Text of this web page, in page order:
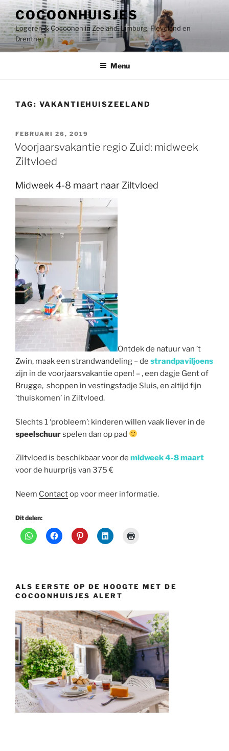
naar
de
inhoud
COCOONHUISJES
Logeren & Cocoonen in Zeeland, Limburg, Flevoland en
Drenthe
Menu
TAG: VAKANTIEHUISZEELAND
GEPLAATST
OP
FEBRUARI 26, 2019
Voorjaarsvakantie regio Zuid: midweek
Ziltvloed
Midweek 4-8 maart naar Ziltvloed
Ontdek de natuur van ’t
Zwin, maak een strandwandeling – de strandpaviljoens
zijn in de voorjaarsvakantie open! – , een dagje Gent of
Brugge, shoppen in vestingstadje Sluis, en altijd fijn
’thuiskomen’ in Ziltvloed.
Slechts 1 ‘probleem’: kinderen willen vaak liever in de
speelschuurspelen dan op pad
Ziltvloed is beschikbaar voor de midweek 4-8 maart
voor de huurprijs van 375 €
Neem Contactop voor meer informatie.
Dit delen:
ALS EERSTE OP DE HOOGTE MET DE
COCOONHUISJES ALERT